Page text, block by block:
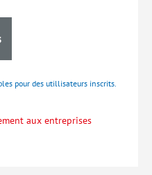
pour des utillisateurs inscrits.
aux entreprises